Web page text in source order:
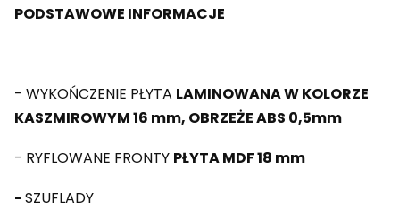
PODSTAWOWE INFORMACJE
- WYKOŃCZENIE PŁYTA LAMINOWANA W KOLORZE
KASZMIROWYM 16 mm, OBRZEŻE ABS 0,5mm
- RYFLOWANE FRONTY PŁYTA MDF 18 mm
-SZUFLADY